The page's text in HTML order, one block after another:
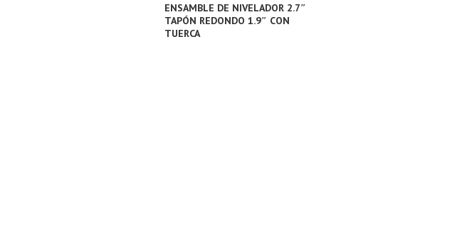
ENSAMBLE DE NIVELADOR 2.7″
TAPÓN REDONDO 1.9″ CON
TUERCA